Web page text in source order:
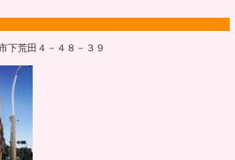
下荒田４－４８－３９